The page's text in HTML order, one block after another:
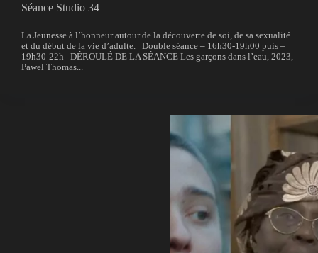
Séance Studio 34
La Jeunesse à l’honneur autour de la découverte de soi, de sa sexualité
et du début de la vie d’adulte. Double séance – 16h30-19h00 puis –
19h30-22h DÉROULÉ DE LA SÉANCE Les garçons dans l’eau, 2023,
Pawel Thomas...